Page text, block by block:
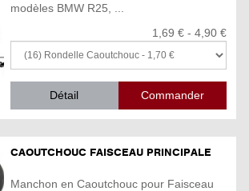
modèles BMW R25, ...
1,69 € - 4,90 €
Détail
CAOUTCHOUC FAISCEAU PRINCIPALE
Manchon en Caoutchouc pour Faisceau